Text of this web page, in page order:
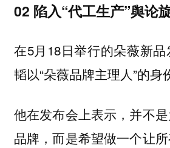
02 陷入“代工生产”舆论
在5月18日举行的朵薇新
韬以“朵薇品牌主理人”的身
他在发布会上表示，并不
品牌，而是希望做一个让